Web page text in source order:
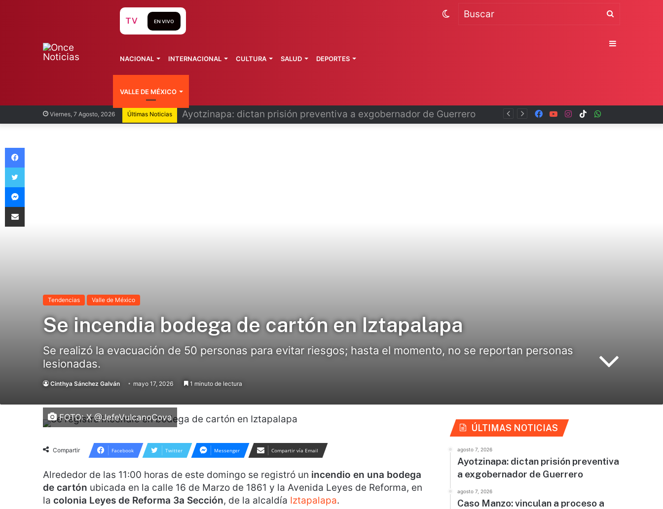
Viernes, 7 Agosto, 2026 Últimas Noticias Infantino se disculpa tras polémico plan de FIFA TikTok
Instagram
YouTube
Facebook
TV EN VIVO
NACIONAL INTERNACIONAL CULTURA SALUD DEPORTES
VALLE DE MÉXICO
Buscar
Switch
Sidebar
Tendencias Valle de México
Se incendia bodega de cartón en Iztapalapa
Se realizó la evacuación de 50 personas para evitar riesgos; hasta el momento, no se reportan personas
lesionadas.
Cinthya Sánchez Galván mayo 17, 2026 1 minuto de lectura
FOTO: X @JefeVulcanoCova
Compartir Facebook Twitter Messenger Compartir vía Email
Alrededor de las 11:00 horas de este domingo se registró un incendio en una bodega
de cartón ubicada en la calle 16 de Marzo de 1861 y la Avenida Leyes de Reforma, en
la colonia Leyes de Reforma 3a Sección, de la alcaldía Iztapalapa.
ÚLTIMAS NOTICIAS
agosto 7, 2026
Ayotzinapa: dictan prisión preventiva
a exgobernador de Guerrero
agosto 7, 2026
Caso Manzo: vinculan a proceso a
Facebook
Twitter
Messenger
Compartir vía Email